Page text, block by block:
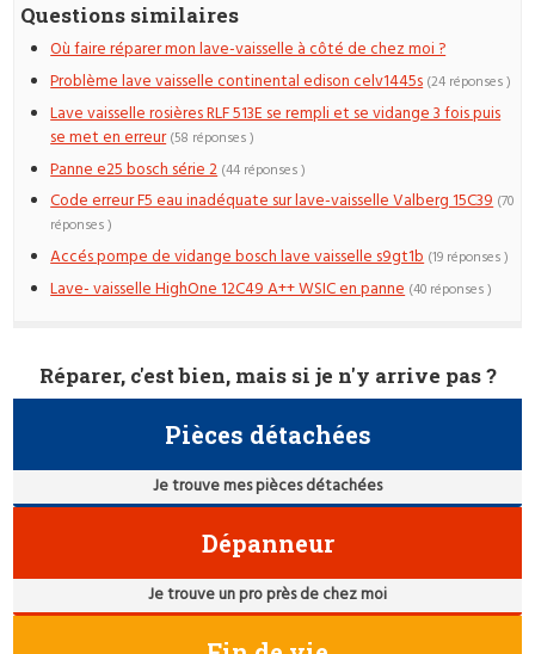
Questions similaires
Où faire réparer mon lave-vaisselle à côté de chez moi ?
Problème lave vaisselle continental edison celv1445s (24 réponses )
Lave vaisselle rosières RLF 513E se rempli et se vidange 3 fois puis
se met en erreur (58 réponses )
Panne e25 bosch série 2 (44 réponses )
Code erreur F5 eau inadéquate sur lave-vaisselle Valberg 15C39 (70
réponses )
Accés pompe de vidange bosch lave vaisselle s9gt1b (19 réponses )
Lave- vaisselle HighOne 12C49 A++ WSIC en panne (40 réponses )
Réparer, c'est bien, mais si je n'y arrive pas ?
Pièces détachées
Je trouve mes pièces détachées
Dépanneur
Je trouve un pro près de chez moi